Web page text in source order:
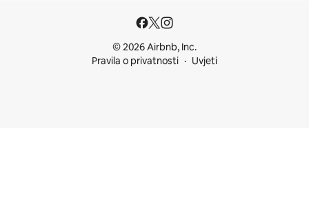
© 2026 Airbnb, Inc.
Pravila o privatnosti
Uvjeti